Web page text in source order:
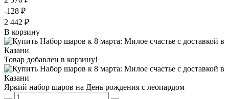
-128 ₽
2 442 ₽
В корзину
Товар добавлен в корзину!
Яркий набор шаров на День рождения с леопардом